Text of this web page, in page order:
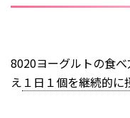
8020ヨーグルトの食
え １日１個を継続的